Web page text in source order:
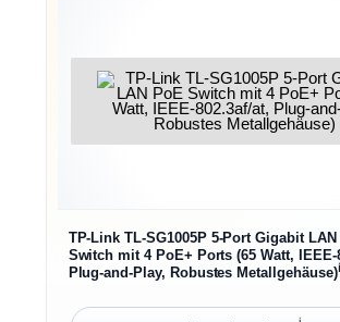
TP-Link TL-SG1005P 5-Port Gigabit LAN
Switch mit 4 PoE+ Ports (65 Watt, IEEE-
Plug-and-Play, Robustes Metallgehäuse)ℹ︎